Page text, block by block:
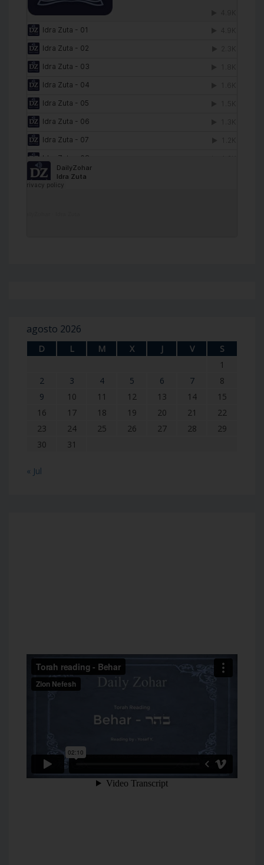
agosto 2026
D L M X J V
S
1
2
3 4 5 6 7
8
9
10 11 12 13 14
15
16
17 18 19 20 21
22
23
24 25 26 27 28
29
30
31
« Jul